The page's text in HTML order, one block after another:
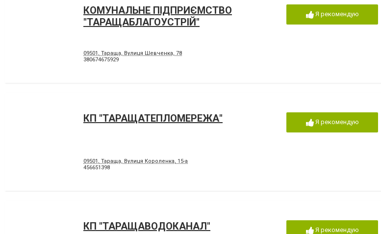
КОМУНАЛЬНЕ ПІДПРИЄМСТВО
"ТАРАЩАБЛАГОУСТРІЙ"
09501, Тараща, Вулиця Шевченка, 78
380674675929
Я рекомендую
КП "ТАРАЩАТЕПЛОМЕРЕЖА"
09501, Тараща, Вулиця Короленка, 15-а
456651398
Я рекомендую
КП "ТАРАЩАВОДОКАНАЛ" Я рекомендую